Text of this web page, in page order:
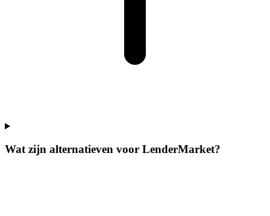
Wat zijn alternatieven voor LenderMarket?